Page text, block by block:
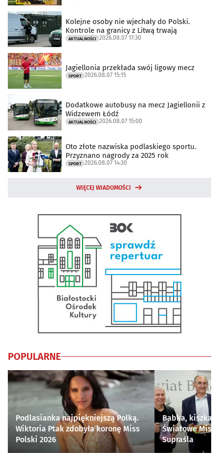
Kolejne osoby nie wjechały do Polski.
Kontrole na granicy z Litwą trwają
AKTUALNOŚCI 2026.08.07 17:30
Jagiellonia przekłada swój ligowy mecz
SPORT 2026.08.07 15:15
Dodatkowe autobusy na mecz Jagiellonii z
Widzewem Łódź
AKTUALNOŚCI 2026.08.07 15:00
Oto złote nazwiska podlaskiego sportu.
Przyznano nagrody za 2025 rok
SPORT 2026.08.07 14:30
WIĘCEJ WIADOMOŚCI
POPULARNE
Podlasianka najpiękniejszą Polką.
Wiktoria Ptak zdobyła koronę Miss
Polski 2026
Babka, kiszka i
Światowe
Supraśla